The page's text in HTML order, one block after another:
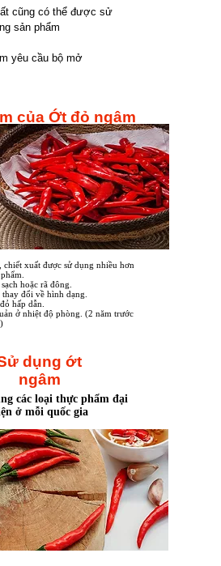
cũng có thể được sử
sản phẩm
yêu cầu bộ mở
của Ớt đỏ ngâm
chiết xuất được sử dụng nhiều hơn
hoặc rã đông.
đổi về hình dạng.
hấp dẫn.
ở nhiệt độ phòng. (2 năm trước
dụng ớt
ngâm
các loại thực phẩm đại
ở mỗi quốc gia